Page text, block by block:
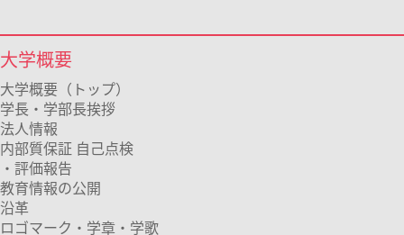
大学概要
大学概要（トップ）
学長・学部長挨拶
法人情報
内部質保証 自己点検
・評価報告
教育情報の公開
沿革
ロゴマーク・学章・学歌